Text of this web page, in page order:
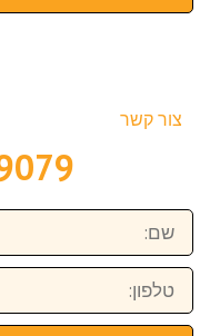
צור קשר
שם:
טלפון: